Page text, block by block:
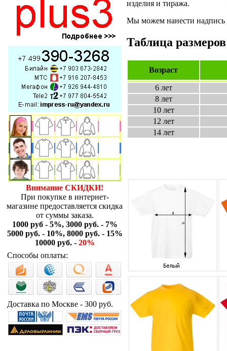
Внимание СКИДКИ!
При покупке в интернет-
магазине предоставляется скидка
от суммы заказа.
1000 руб - 5%, 3000 руб. - 7%
5000 руб. - 10%, 8000 руб. - 15%
10000 руб. - 20%
Способы оплаты:
Доставка по Москве - 300 руб.
изделия и тиража.
Мы можем нанести надпись
Таблица
Возраст
6 лет
8 лет
10 лет
12 лет
14 лет